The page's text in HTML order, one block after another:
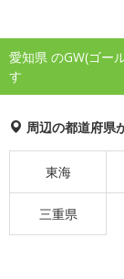
愛知県 のGW(ゴー
す
周辺の都道府県
東海
三重県